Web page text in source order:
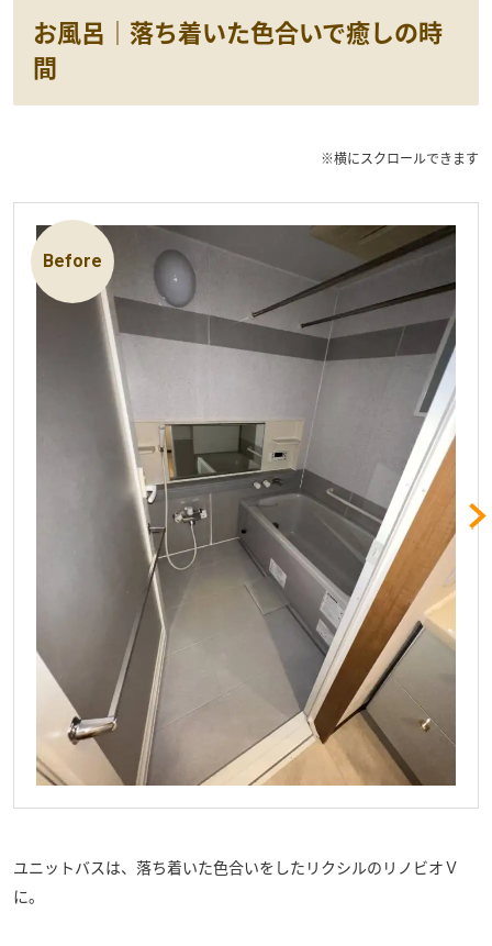
お風呂｜落ち着いた色合いで癒しの時
間
※横にスクロールできます
ユニットバスは、落ち着いた色合いをしたリクシルのリノビオＶ
に。